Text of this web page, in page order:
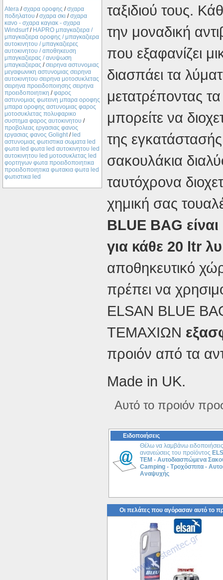
Atera /σχαρα οροφης /σχαρα
ποδηλατου /σχαρα σκι /σχαρα
κανο - σχαρα καγιακ - σχαρα
Windsurf/ ΗΑPRO μπαγκαζιερα /
μπαγκαζιερα οροφης / μπαγκαζιερα
αυτοκινητου / μπαγκαζιερες
αυτοκινητου / αποθηκευση
μπαγκαζιερας / ανυψωση
μπαγκαζιερας /σειρηνα αστυνομιας
μεγαφωνικη αστυνομιας σειρηνα
αυτοκινητου σειρηνα μοτοσυκλετας
σειρηνα προειδοποιησης σειρηνα
προειδοποιητικη /φαρος
αστυνομιας φωτεινη μπαρα οροφης
μπαρα οροφης αστυνομιας φαρος
μοτοσυκλετας πολυφαρικο
συστημα φαρος αυτοκινητου /
προβολεας εργασιας φανος
εργασιας φανος Golight/ led
αστυνομιας φωτιστικα σωματα led
φωτα led φωτα led αυτοκινητου led
αυτοκινητου led μοτοσυκλετας led
φορτηγων φωτα προειδοποιητικα
προειδοποιητικα φωτακια φωτα led
φωτιστικα led
ταξιδιού τους.
την μοναδική
που εξαφανίζει
διασπάει τα
μετατρέποντας
μπορείτε να
της
σακουλάκια
ταυτόχρονα
χημική σας
BLUE BAG
για κάθε 20 ltr
αποθηκευτικό
πρέπει να
ELSAN BLUE
TEMAXIΩΝ
προιόν από τα
Made in UK.
Αυτό το προιόν
Ειδοποιήσεις
Θέλω να λαμβάνω
ανανεώσεις του προϊόντος
ΤΕΜ - Αυτοδιασπώμενα
Camping - Τροχόσπιτα -
Αναψυχής
Οι πελάτες που αγόρασαν αυτό το